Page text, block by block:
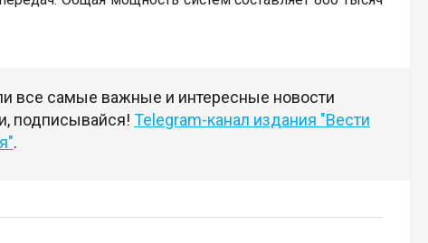
все самые важные и интересные новости
подписывайся! Telegram-канал издания "Вести
.